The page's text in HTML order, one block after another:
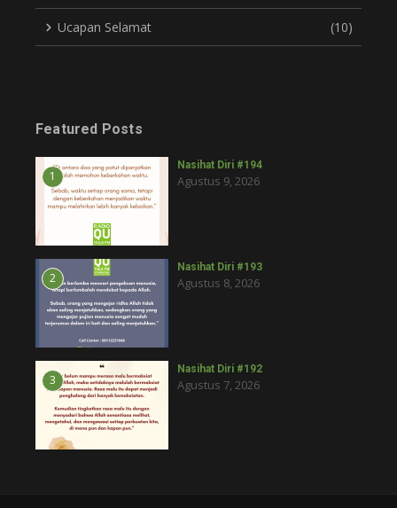
Ucapan Selamat (10)
Featured Posts
1
Nasihat Diri #194
Agustus 9, 2026
2
Nasihat Diri #193
Agustus 8, 2026
3
Nasihat Diri #192
Agustus 7, 2026